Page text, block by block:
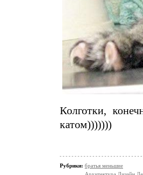
Колготки,
катом)))))))
Рубрики: братья меньшие